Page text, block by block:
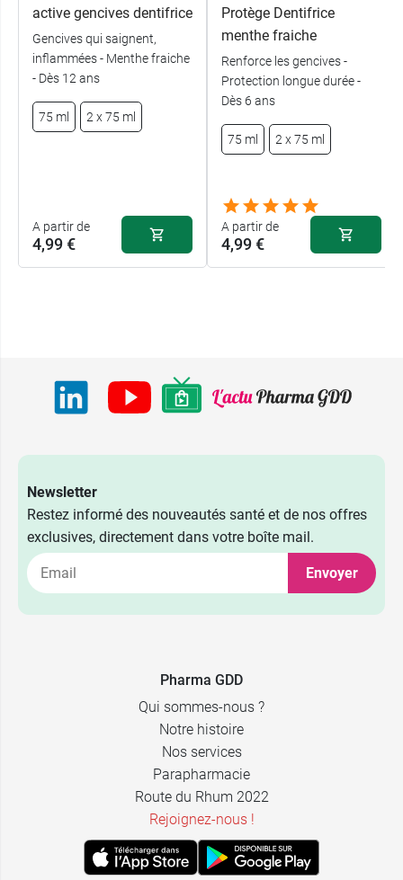
active gencives dentifrice
Gencives qui saignent,
inflammées - Menthe fraiche
- Dès 12 ans
75 ml 2 x 75 ml
A partir de
4,99 €
Protège Dentifrice
menthe fraiche
Renforce les gencives -
Protection longue durée -
Dès 6 ans
75 ml 2 x 75 ml
A partir de
4,99 €
2 x 75 ml
Newsletter
Restez informé des nouveautés santé et de nos offres
exclusives, directement dans votre boîte mail.
Envoyer
Pharma GDD
Qui sommes-nous ?
Notre histoire
Nos services
Parapharmacie
Route du Rhum 2022
Rejoignez-nous !